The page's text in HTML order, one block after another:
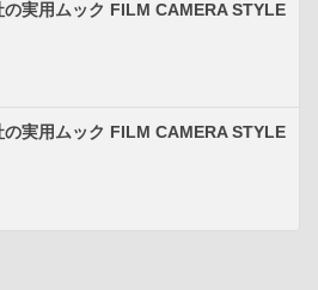
の実用ムック FILM CAMERA STYLE
の実用ムック FILM CAMERA STYLE